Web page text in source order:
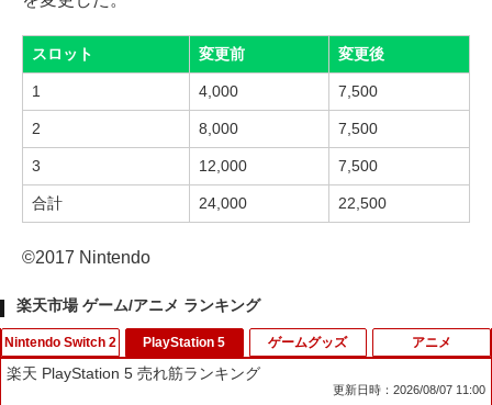
スロット 変更前 変更後
1 4,000 7,500
2 8,000 7,500
3 12,000 7,500
合計 24,000 22,500
©2017 Nintendo
楽天市場 ゲーム/アニメ ランキング
Nintendo Switch 2 PlayStation 5
楽天 PlayStation 5 売れ筋ランキング
更新日時：2026/08/07 11:00
ゲームグッズ アニメ